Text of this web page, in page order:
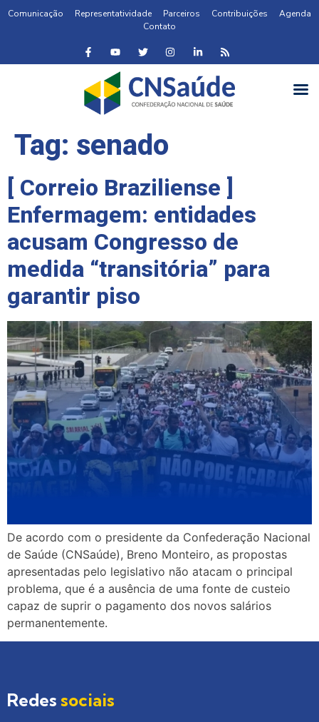
Comunicação Representatividade Parceiros Contribuições
Agenda
Contato
Tag: senado
[ Correio Braziliense ]
Enfermagem: entidades
acusam Congresso de
medida “transitória” para
garantir piso
De acordo com o presidente da Confederação Nacional
de Saúde (CNSaúde), Breno Monteiro, as propostas
apresentadas pelo legislativo não atacam o principal
problema, que é a ausência de uma fonte de custeio
capaz de suprir o pagamento dos novos salários
permanentemente.
Redes sociais